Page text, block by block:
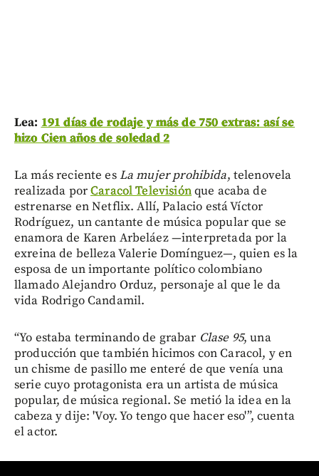
Lea:191 días de rodaje y más de 750 extras: así se
hizo Cien años de soledad 2
La más reciente esLa mujer prohibida, telenovela
realizada porCaracol Televisiónque acaba de
estrenarse en Netflix. Allí, Palacio está Víctor
Rodríguez, un cantante de música popular que se
enamora de Karen Arbeláez —interpretada por la
exreina de belleza Valerie Domínguez—, quien es la
esposa de un importante político colombiano
llamado Alejandro Orduz, personaje al que le da
vida Rodrigo Candamil.
“Yo estaba terminando de grabar Clase 95, una
producción que también hicimos con Caracol, y en
un chisme de pasillo me enteré de que venía una
serie cuyo protagonista era un artista de música
popular, de música regional. Se metió la idea en la
cabeza y dije: 'Voy. Yo tengo que hacer eso'”, cuenta
el actor.